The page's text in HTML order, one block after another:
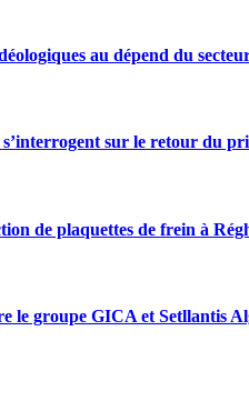
au dépend du
sur le retour du
de plaquettes de frein à
le groupe GICA et Setllantis